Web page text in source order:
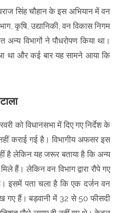
सिंह चौहान के इस अभियान में वन
कृषि, उद्यानिकी, वन विकास निगम
विभागों ने पौधरोपण किया था।
था और कई बार यह सामने आया कि
को विधानसभा में दिए गए निर्देश के
कराई गई है। विभागीय अफसर इस
है लेकिन यह जरूर बताया है कि अन्य
हैं। लेकिन वन विभाग द्वारा रौपे गए
है। इसमें पता चला है कि एक दर्जन वन
गए हैं। बड़वानी में 32 से 50 फीसदी